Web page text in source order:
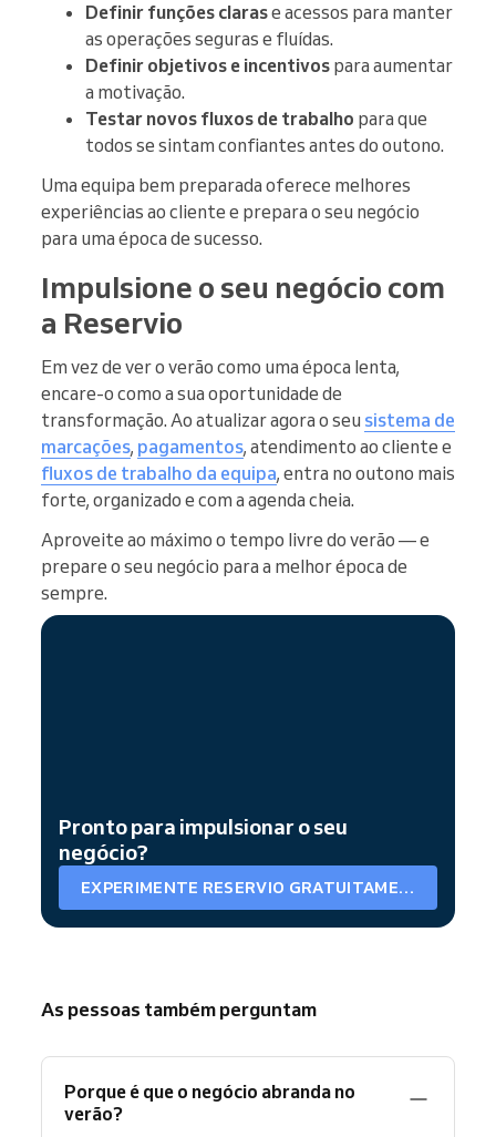
Definir funções clarase acessos para manter
as operações seguras e fluídas.
Definir objetivos e incentivos para aumentar
a motivação.
Testar novos fluxos de trabalho para que
todos se sintam confiantes antes do outono.
Uma equipa bem preparada oferece melhores
experiências ao cliente e prepara o seu negócio
para uma época de sucesso.
Impulsione o seu negócio com
a Reservio
Em vez de ver o verão como uma época lenta,
encare-o como a sua oportunidade de
transformação. Ao atualizar agora o seu sistema de
marcações, pagamentos, atendimento ao cliente e
fluxos de trabalho da equipa, entra no outono mais
forte, organizado e com a agenda cheia.
Aproveite ao máximo o tempo livre do verão — e
prepare o seu negócio para a melhor época de
sempre.
Pronto para impulsionar o seu
negócio?
EXPERIMENTE RESERVIO GRATUITAMENTE
As pessoas também perguntam
Porque é que o negócio abranda no
verão?